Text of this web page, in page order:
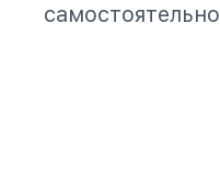
самостоятельно